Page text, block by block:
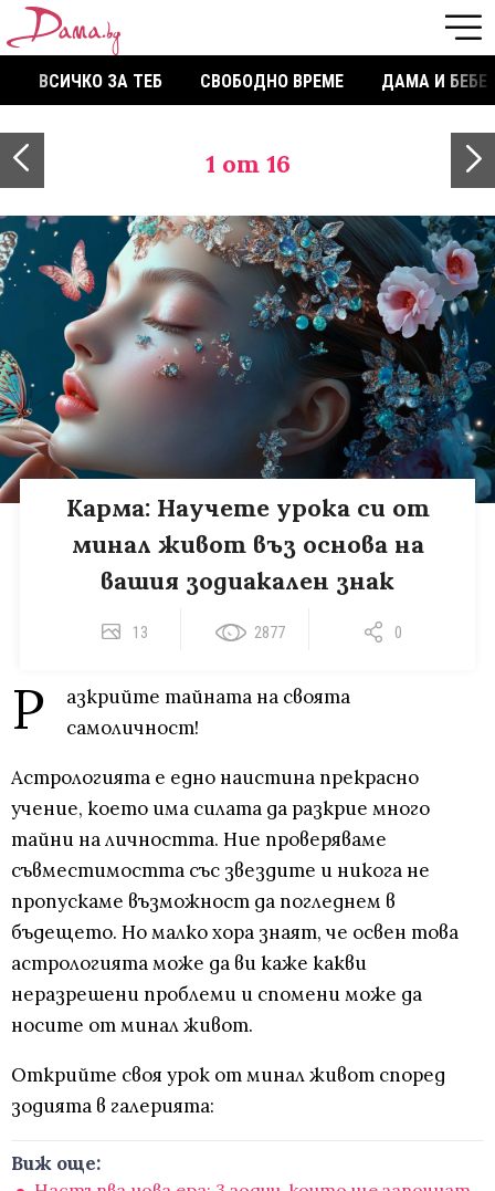
ВСИЧКО ЗА ТЕБ СВОБОДНО ВРЕМЕ ДАМА И БЕБЕ
1 от 16
Карма: Научете урока си от
минал живот въз основа на
вашия зодиакален знак
13 2877 0
Р
азкрийте тайната на своята
самоличност!
Астрологията е едно наистина прекрасно
учение, което има силата да разкрие много
тайни на личността. Ние проверяваме
съвместимостта със звездите и никога не
пропускаме възможност да погледнем в
бъдещето. Но малко хора знаят, че освен това
астрологията може да ви каже какви
неразрешени проблеми и спомени може да
носите от минал живот.
Открийте своя урок от минал живот според
зодията в галерията:
Виж още: